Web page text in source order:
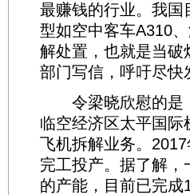
最赚钱的行业。我国
型如空中客车A310
解处置，也就是当破
部门写信，呼吁尽快
令梁晓欣慰的是，
临空经济区太平国
飞机拆解业务。
完工投产。据了解
的产能，目前已完